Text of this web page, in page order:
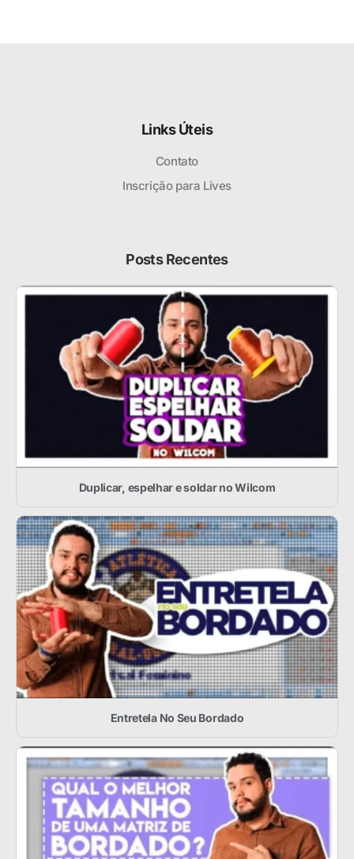
Links Úteis
Contato
Inscrição para Lives
Posts Recentes
Duplicar, espelhar e soldar no Wilcom
Entretela No Seu Bordado